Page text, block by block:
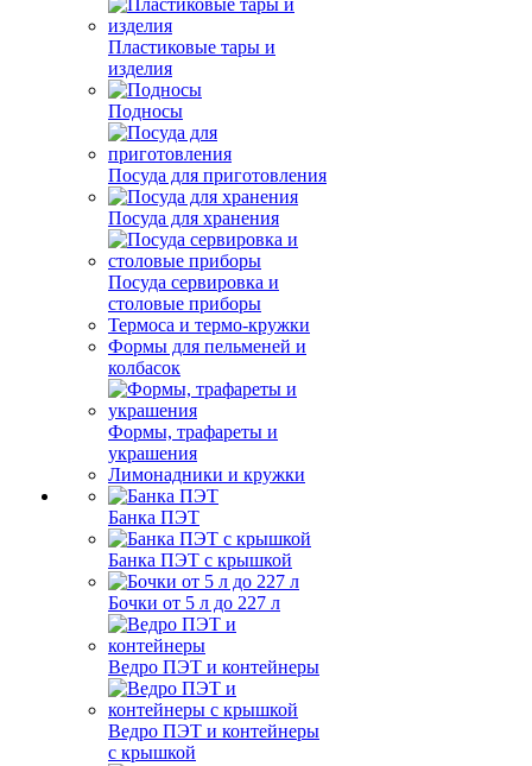
Пластиковые тары и
изделия
Подносы
Посуда для приготовления
Посуда для хранения
Посуда сервировка и
столовые приборы
Термоса и термо-кружки
Формы для пельменей и
колбасок
Формы, трафареты и
украшения
Лимонадники и кружки
Банка ПЭТ
Банка ПЭТ с крышкой
Бочки от 5 л до 227 л
Ведро ПЭТ и контейнеры
Ведро ПЭТ и контейнеры
с крышкой